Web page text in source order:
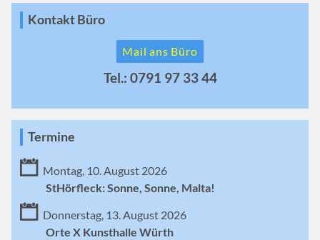
Kontakt Büro
Mail ans Büro
Tel.: 0791 97 33 44
Termine
Montag, 10. August 2026
StHörfleck: Sonne, Sonne, Malta!
Donnerstag, 13. August 2026
Orte X Kunsthalle Würth